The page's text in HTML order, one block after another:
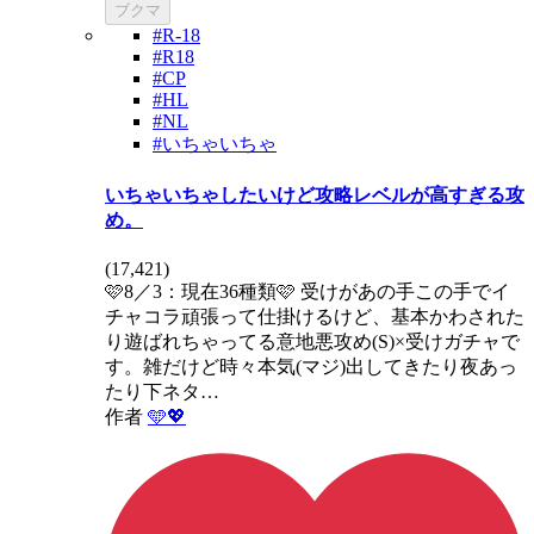
ブクマ
#R-18
#R18
#CP
#HL
#NL
#いちゃいちゃ
いちゃいちゃしたいけど攻略レベルが高すぎる攻
め。
(17,421)
🩷8／3：現在36種類🩷 受けがあの手この手でイ
チャコラ頑張って仕掛けるけど、基本かわされた
り遊ばれちゃってる意地悪攻め(S)×受けガチャで
す。雑だけど時々本気(マジ)出してきたり夜あっ
たり下ネタ…
作者 🩵💖